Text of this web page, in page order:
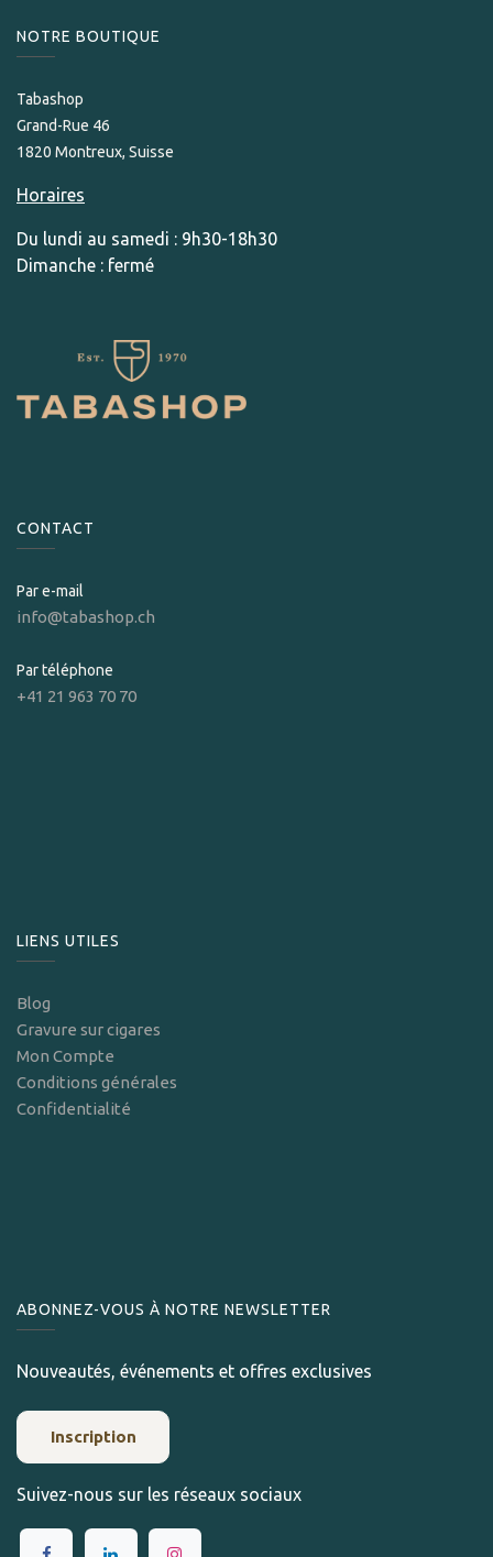
NOTRE BOUTIQUE
Tabashop
Grand-Rue 46
1820 Montreux, Suisse
Horaires
Du lundi au samedi : 9h30-18h30
Dimanche : fermé
CONTACT
Par e-mail
info@tabashop.ch
Par téléphone
+41 21 963 70 70
LIENS UTILES
Blog
Gravure sur cigares
Mon Compte
Conditions générales
Confidentialité
ABONNEZ-VOUS À NOTRE NEWSLETTER
Nouveautés, événements et offres exclusives
Inscription
Suivez-nous sur les réseaux sociaux